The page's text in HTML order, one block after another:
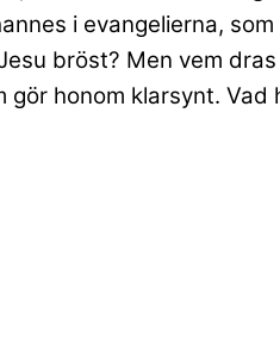
i evangelierna,
bröst? Men vem
gör honom klarsynt.